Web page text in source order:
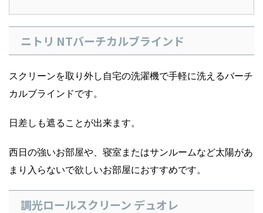
ニトリ NTバーチカルブラインド
スクリーンを取り外し自宅の洗濯機で手軽に洗えるバーチ
カルブラインドです。
日差しも遮ることが出来ます。
西日の強いお部屋や、寝室またはサンルームなど太陽があ
まり入らないで欲しいお部屋におすすめです。
調光ロールスクリーン デュオレ